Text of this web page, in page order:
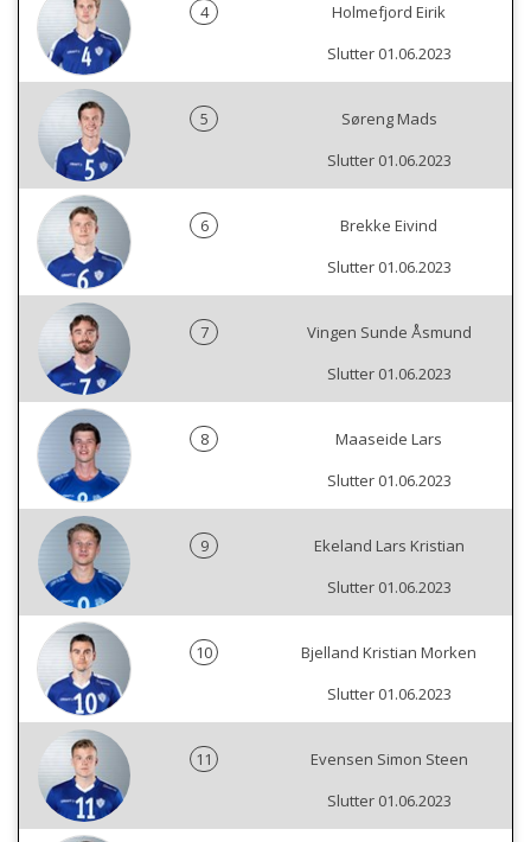
4
Holmefjord Eirik
Slutter 01.06.2023
5
Søreng Mads
Slutter 01.06.2023
6
Brekke Eivind
Slutter 01.06.2023
7
Vingen Sunde Åsmund
Slutter 01.06.2023
8
Maaseide Lars
Slutter 01.06.2023
9
Ekeland Lars Kristian
Slutter 01.06.2023
10
Bjelland Kristian Morken
Slutter 01.06.2023
11
Evensen Simon Steen
Slutter 01.06.2023